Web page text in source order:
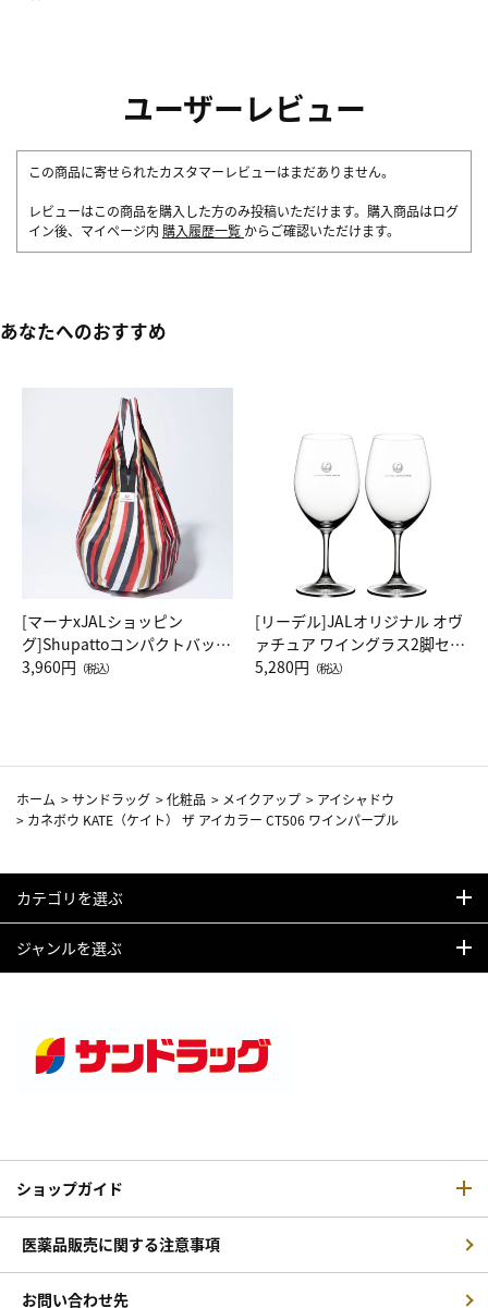
ユーザーレビュー
この商品に寄せられたカスタマーレビューはまだありません。
レビューはこの商品を購入した方のみ投稿いただけます。購入商品はログ
イン後、マイページ内 購入履歴一覧 からご確認いただけます。
あなたへのおすすめ
[マーナxJALショッピン
グ]Shupattoコンパクトバッグ
Drop JAL客室乗務員（LC）ス
3,960円 （税込）
[リーデル]JALオリジナル オヴ
ァチュア ワイングラス2脚セッ
ト（レッドワイン）
5,280円 （税込）
ホーム >サンドラッグ >化粧品 > メイクアップ > アイシャドウ
> カネボウ KATE（ケイト） ザ アイカラー CT506 ワインパープル
カテゴリを選ぶ
ジャンルを選ぶ
ショップガイド
医薬品販売に関する注意事項
お問い合わせ先